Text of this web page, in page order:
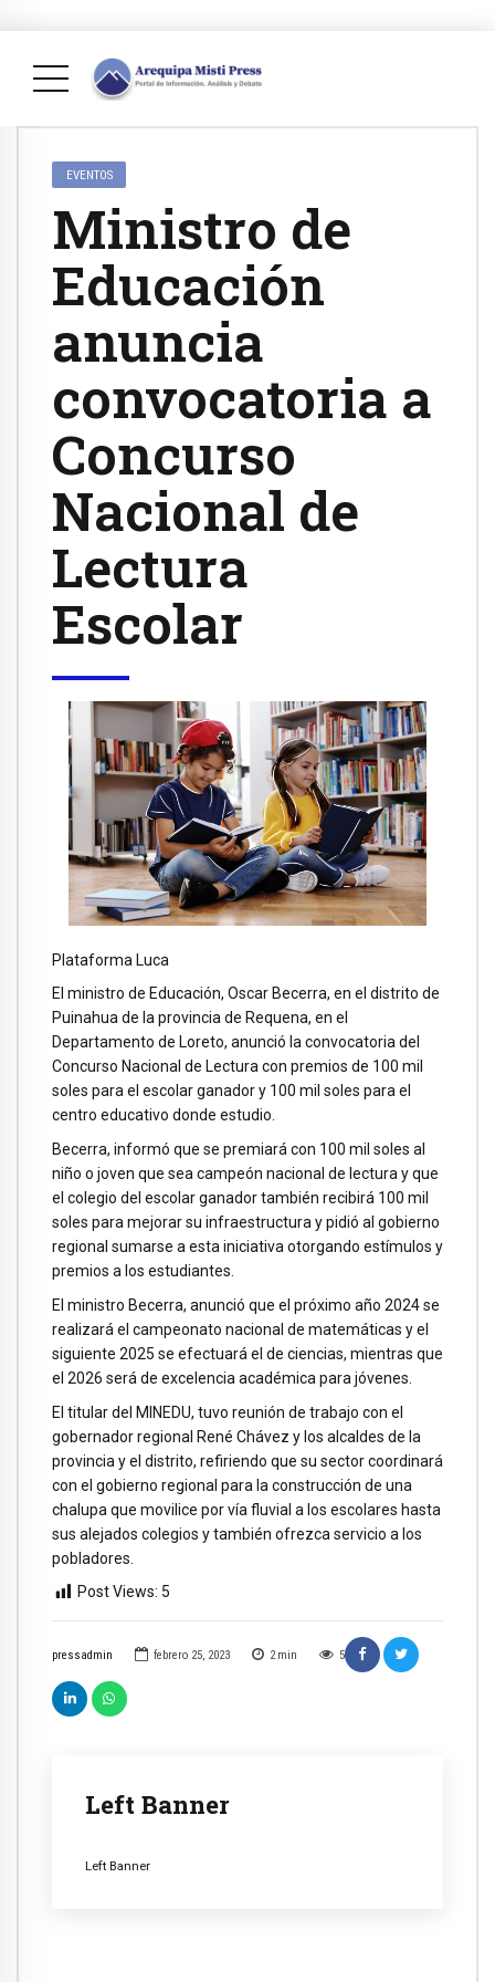
pressadmin febrero 25, 2023 2 min 5
Left Banner
Left Banner
EVENTOS
Ministro de
Educación
anuncia
convocatoria a
Concurso
Nacional de
Lectura
Escolar
Plataforma Luca
El ministro de Educación, Oscar Becerra, en el distrito de
Puinahua de la provincia de Requena, en el
Departamento de Loreto, anunció la convocatoria del
Concurso Nacional de Lectura con premios de 100 mil
soles para el escolar ganador y 100 mil soles para el
centro educativo donde estudio.
Becerra, informó que se premiará con 100 mil soles al
niño o joven que sea campeón nacional de lectura y que
el colegio del escolar ganador también recibirá 100 mil
soles para mejorar su infraestructura y pidió al gobierno
regional sumarse a esta iniciativa otorgando estímulos y
premios a los estudiantes.
El ministro Becerra, anunció que el próximo año 2024 se
realizará el campeonato nacional de matemáticas y el
siguiente 2025 se efectuará el de ciencias, mientras que
el 2026 será de excelencia académica para jóvenes.
El titular del MINEDU, tuvo reunión de trabajo con el
gobernador regional René Chávez y los alcaldes de la
provincia y el distrito, refiriendo que su sector coordinará
con el gobierno regional para la construcción de una
chalupa que movilice por vía fluvial a los escolares hasta
sus alejados colegios y también ofrezca servicio a los
pobladores.
Post Views: 5